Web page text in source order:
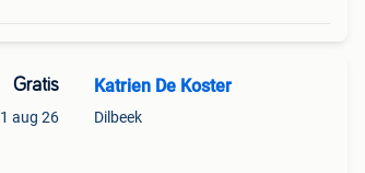
Gratis
1 aug 26
Katrien De Koster
Dilbeek